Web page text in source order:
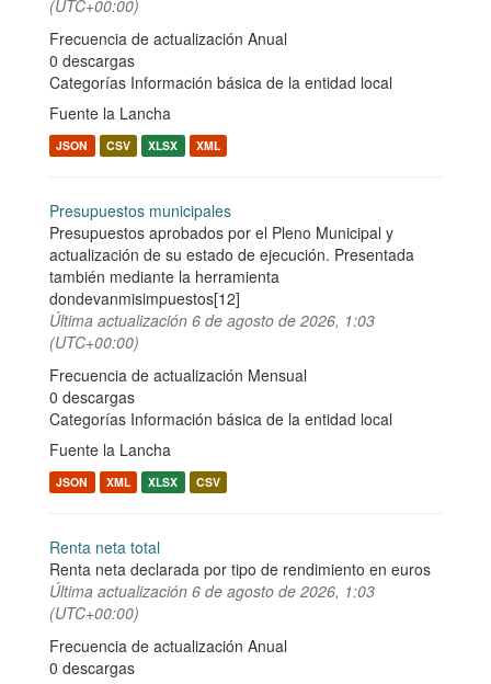
(UTC+00:00)
Frecuencia de actualización Anual
0 descargas
Categorías Información básica de la entidad local
Fuente la Lancha
JSON CSV XLSX XML
Presupuestos municipales
Presupuestos aprobados por el Pleno Municipal y
actualización de su estado de ejecución. Presentada
también mediante la herramienta
dondevanmisimpuestos[12]
Última actualización 6 de agosto de 2026, 1:03
(UTC+00:00)
Frecuencia de actualización Mensual
0 descargas
Categorías Información básica de la entidad local
Fuente la Lancha
JSON XML XLSX CSV
Renta neta total
Renta neta declarada por tipo de rendimiento en euros
Última actualización 6 de agosto de 2026, 1:03
(UTC+00:00)
Frecuencia de actualización Anual
0 descargas